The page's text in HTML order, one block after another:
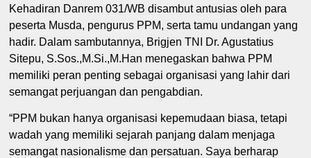
Kehadiran Danrem 031/WB disambut antusias oleh para
peserta Musda, pengurus PPM, serta tamu undangan yang
hadir. Dalam sambutannya, Brigjen TNI Dr. Agustatius
Sitepu, S.Sos.,M.Si.,M.Han menegaskan bahwa PPM
memiliki peran penting sebagai organisasi yang lahir dari
semangat perjuangan dan pengabdian.
“PPM bukan hanya organisasi kepemudaan biasa, tetapi
wadah yang memiliki sejarah panjang dalam menjaga
semangat nasionalisme dan persatuan. Saya berharap